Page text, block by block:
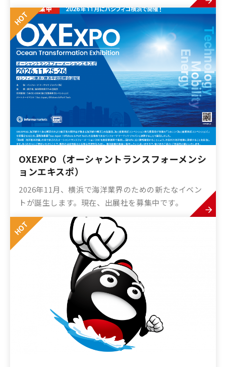
HOT
OXEXPO（オーシャントランスフォーメンシ
ョンエキスポ）
2026年11月、横浜で海洋業界のための新たなイベン
トが誕生します。現在、出展社を募集中です。
HOT